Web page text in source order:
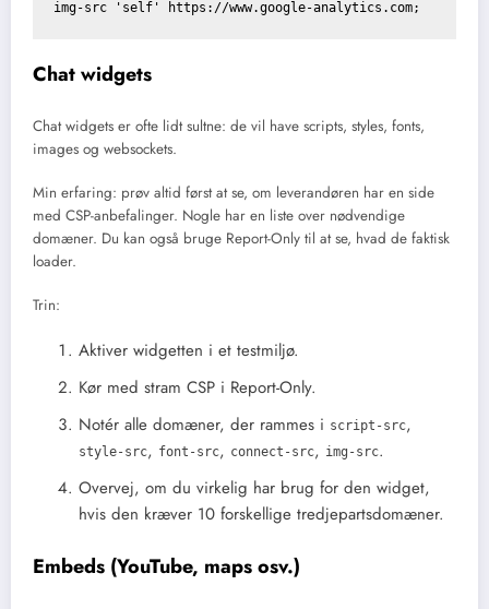
Chat widgets
Chat widgets er ofte lidt sultne: de vil have scripts, styles, fonts,
images og websockets.
Min erfaring: prøv altid først at se, om leverandøren har en side
med CSP-anbefalinger. Nogle har en liste over nødvendige
domæner. Du kan også bruge Report-Only til at se, hvad de faktisk
loader.
Trin:
Aktiver widgetten i et testmiljø.
Kør med stram CSP i Report-Only.
Notér alle domæner, der rammes i script-src,
style-src, font-src, connect-src, img-src.
Overvej, om du virkelig har brug for den widget,
hvis den kræver 10 forskellige tredjepartsdomæner.
Embeds (YouTube, maps osv.)